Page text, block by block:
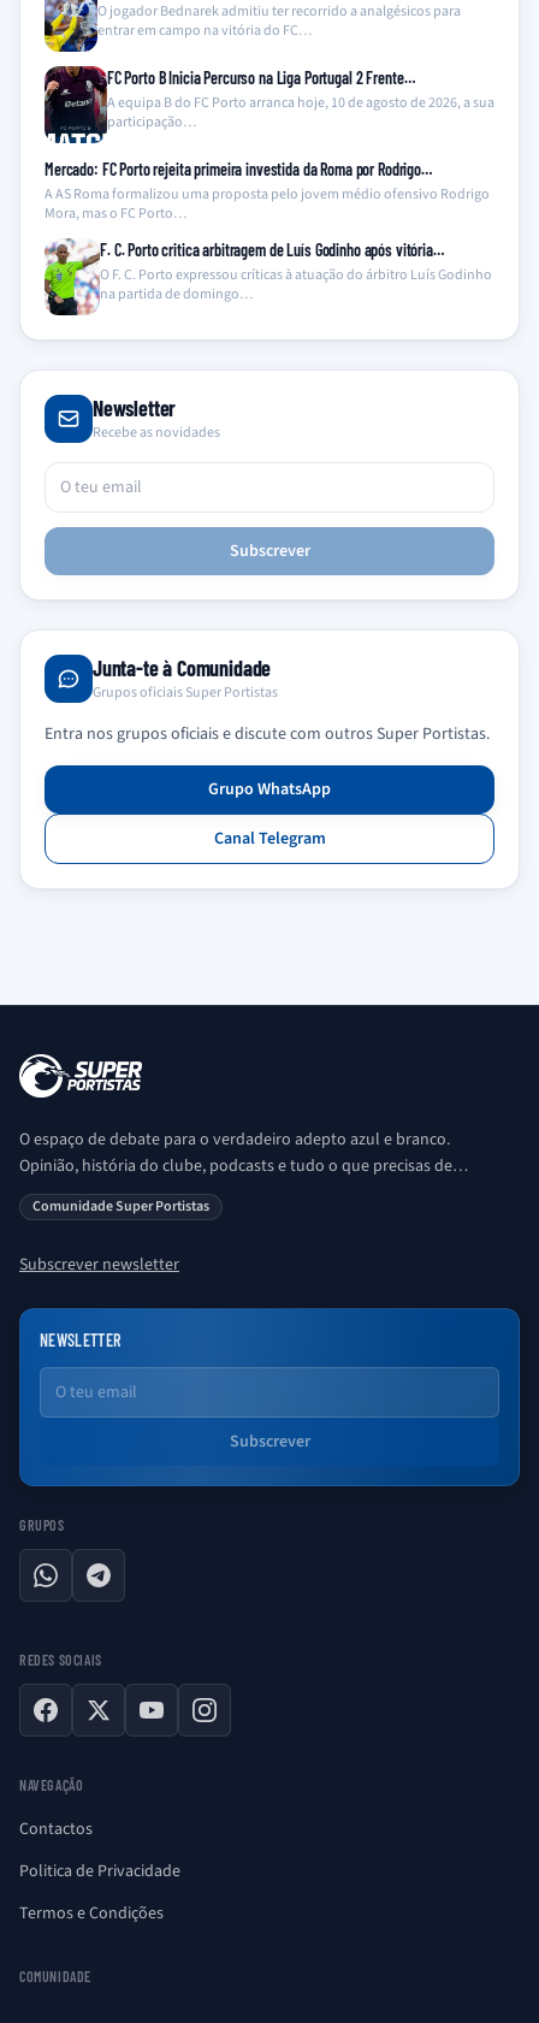
O jogador Bednarek admitiu ter recorrido a analgésicos para
entrar em campo na vitória do FC…
FC Porto B Inicia Percurso na Liga Portugal 2 Frente…
A equipa B do FC Porto arranca hoje, 10 de agosto de 2026, a sua
participação…
Mercado: FC Porto rejeita primeira investida da Roma por Rodrigo…
A AS Roma formalizou uma proposta pelo jovem médio ofensivo Rodrigo
Mora, mas o FC Porto…
F. C. Porto critica arbitragem de Luís Godinho após vitória…
O F. C. Porto expressou críticas à atuação do árbitro Luís Godinho
na partida de domingo…
Newsletter
Recebe as novidades
Subscrever
Junta-te à Comunidade
Grupos oficiais Super Portistas
Entra nos grupos oficiais e discute com outros Super Portistas.
Grupo WhatsApp
Canal Telegram
O espaço de debate para o verdadeiro adepto azul e branco.
Opinião, história do clube, podcasts e tudo o que precisas de
saber sobre o universo Porto. Ser Porto é aqui!
Comunidade Super Portistas
Subscrever newsletter
NEWSLETTER
Email
Subscrever
GRUPOS
WhatsAppTelegram
REDES SOCIAIS
Facebook
X YouTubeInstagram
NAVEGAÇÃO
Contactos
Politica de Privacidade
Termos e Condições
COMUNIDADE